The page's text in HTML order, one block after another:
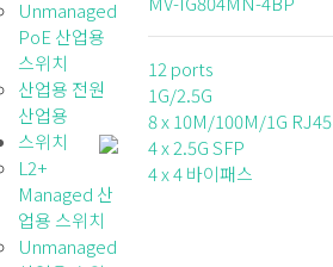
Unmanaged
PoE 산업용
스위치
산업용 전원
산업용
스위치
L2+
Managed 산
업용 스위치
Unmanaged
12 ports
1G/2.5G
8 x 10M/100M/1G RJ45
4 x 2.5G SFP
4 x 4 바이패스